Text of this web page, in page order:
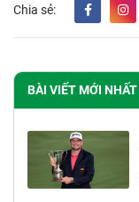
Chia sẻ:
BÀI VIẾT MỚI NHẤT